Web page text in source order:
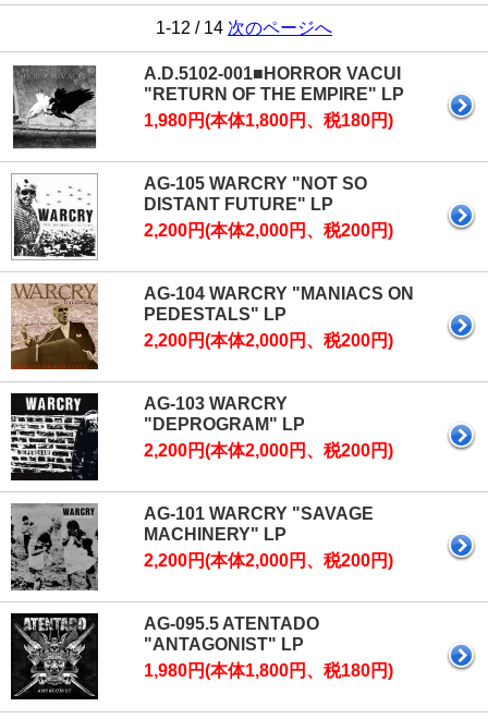
1-12 / 14 次のページへ
A.D.5102-001■HORROR VACUI
"RETURN OF THE EMPIRE" LP
1,980円(本体1,800円、税180円)
AG-105 WARCRY "NOT SO
DISTANT FUTURE" LP
2,200円(本体2,000円、税200円)
AG-104 WARCRY "MANIACS ON
PEDESTALS" LP
2,200円(本体2,000円、税200円)
AG-103 WARCRY
"DEPROGRAM" LP
2,200円(本体2,000円、税200円)
AG-101 WARCRY "SAVAGE
MACHINERY" LP
2,200円(本体2,000円、税200円)
AG-095.5 ATENTADO
"ANTAGONIST" LP
1,980円(本体1,800円、税180円)